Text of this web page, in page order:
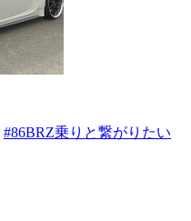
#86BRZ乗りと繋がりたい